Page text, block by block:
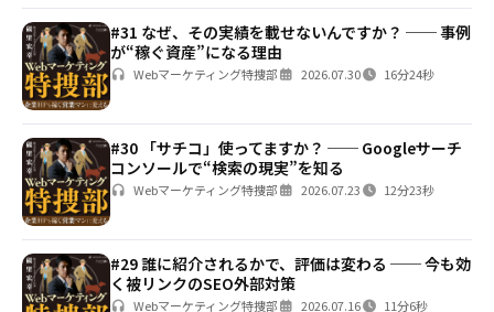
#31 なぜ、その実績を載せないんですか？ ── 事例
が“稼ぐ資産”になる理由
Webマーケティング特捜部 2026.07.30 16分24秒
#30 「サチコ」使ってますか？ ── Googleサーチ
コンソールで“検索の現実”を知る
Webマーケティング特捜部 2026.07.23 12分23秒
#29 誰に紹介されるかで、評価は変わる ── 今も効
く被リンクのSEO外部対策
Webマーケティング特捜部 2026.07.16 11分6秒